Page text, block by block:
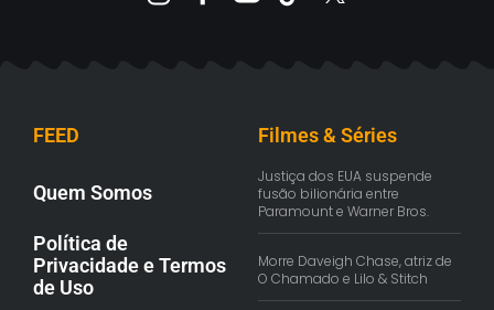
FEED
Quem Somos
Política de
Privacidade e Termos
de Uso
Filmes & Séries
Justiça dos EUA suspende
fusão bilionária entre
Paramount e Warner Bros.
Morre Daveigh Chase, atriz de
O Chamado e Lilo & Stitch